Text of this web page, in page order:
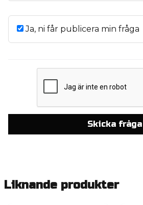
Ja, ni får publicera min fråga
Skicka fråga
Liknande produkter